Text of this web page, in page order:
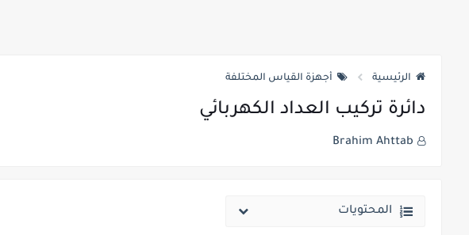
الرئيسية أجهزة القياس المختلفة
دائرة تركيب العداد الكهربائي
Brahim Ahttab
المحتويات